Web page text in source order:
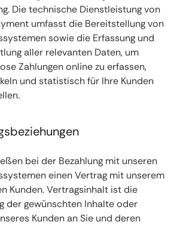
Die technische Dienstleistung von
umfasst die Bereitstellung von
sowie die Erfassung und
aller relevanten Daten, um
Zahlungen online zu erfassen,
und statistisch für Ihre Kunden
bei der Bezahlung mit unseren
einen Vertrag mit unserem
Kunden. Vertragsinhalt ist die
der gewünschten Inhalte oder
Kunden an Sie und deren